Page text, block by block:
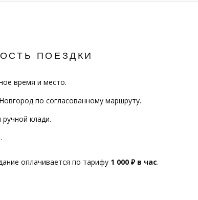
ПОЕЗДКИ
время и место.
по согласованному маршруту.
клади.
оплачивается по тарифу 1 000 ₽ в час.